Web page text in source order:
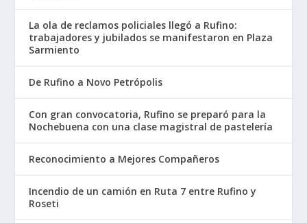
La ola de reclamos policiales llegó a Rufino:
trabajadores y jubilados se manifestaron en Plaza
Sarmiento
De Rufino a Novo Petrópolis
Con gran convocatoria, Rufino se preparó para la
Nochebuena con una clase magistral de pastelería
Reconocimiento a Mejores Compañeros
Incendio de un camión en Ruta 7 entre Rufino y
Roseti